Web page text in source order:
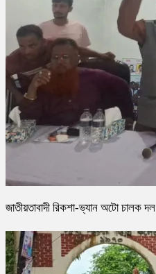
জাতীয়তাবাদী রিকশা-ভ্যান অটো চালক